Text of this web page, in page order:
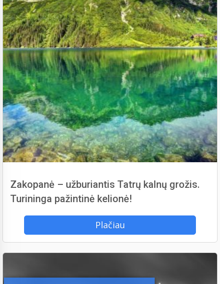
Zakopanė – užburiantis Tatrų kalnų grožis.
Turininga pažintinė kelionė!
Plačiau